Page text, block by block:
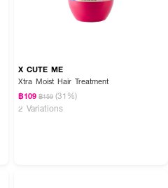
X CUTE ME
Xtra Moist Hair Treatment
฿109 ฿159 (31%)
2 Variations